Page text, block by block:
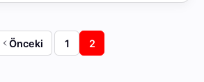
Önceki 1 2